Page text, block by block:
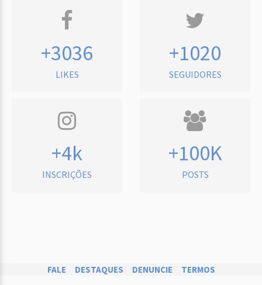
+3036
LIKES
+1020
SEGUIDORES
+4k
INSCRIÇÕES
+100K
POSTS
FALE DESTAQUES DENUNCIE TERMOS